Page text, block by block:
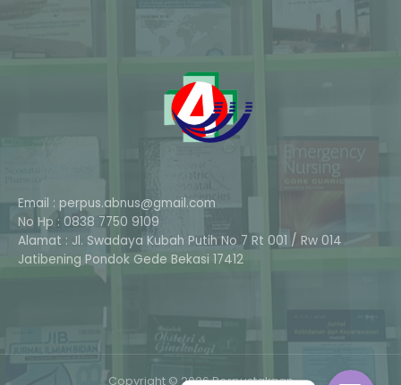
Email : perpus.abnus@gmail.com
No Hp : 0838 7750 9109
Alamat : Jl. Swadaya Kubah Putih No 7 Rt 001 / Rw 014
Jatibening Pondok Gede Bekasi 17412
Copyright © 2026 Perpustakaan